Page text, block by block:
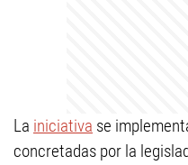
La iniciativa se
concretadas por la